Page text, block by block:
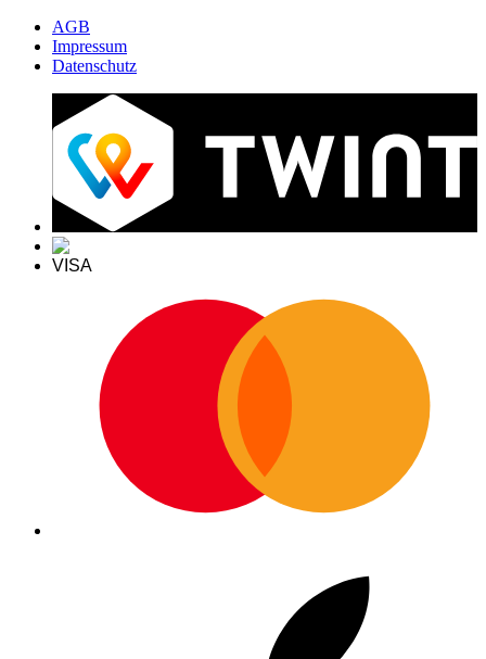
AGB
Impressum
Datenschutz
VISA